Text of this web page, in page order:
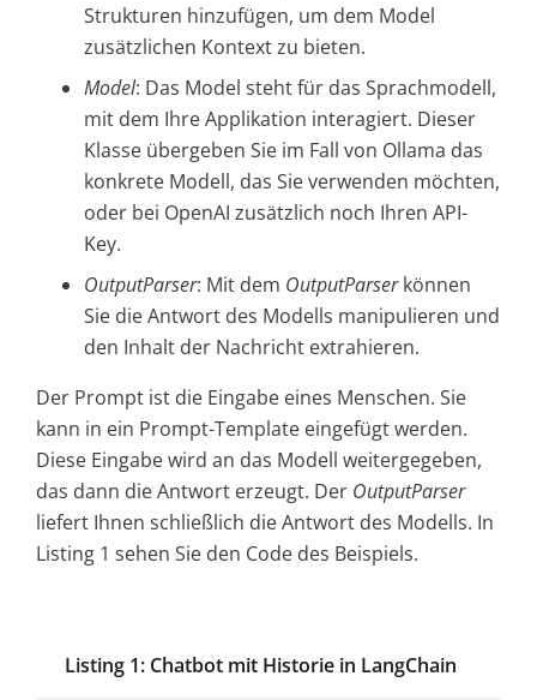
Strukturen hinzufügen, um dem Model
zusätzlichen Kontext zu bieten.
Model: Das Model steht für das Sprachmodell,
mit dem Ihre Applikation interagiert. Dieser
Klasse übergeben Sie im Fall von Ollama das
konkrete Modell, das Sie verwenden möchten,
oder bei OpenAI zusätzlich noch Ihren API-
Key.
OutputParser: Mit dem OutputParserkönnen
Sie die Antwort des Modells manipulieren und
den Inhalt der Nachricht extrahieren.
Der Prompt ist die Eingabe eines Menschen. Sie
kann in ein Prompt-Template eingefügt werden.
Diese Eingabe wird an das Modell weitergegeben,
das dann die Antwort erzeugt. Der OutputParser
liefert Ihnen schließlich die Antwort des Modells. In
Listing 1 sehen Sie den Code des Beispiels.
Listing 1: Chatbot mit Historie in LangChain